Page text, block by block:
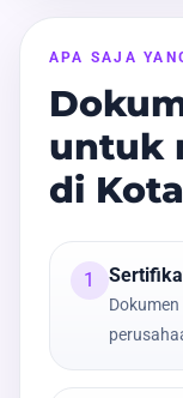
APA SAJA
untuk
di
1